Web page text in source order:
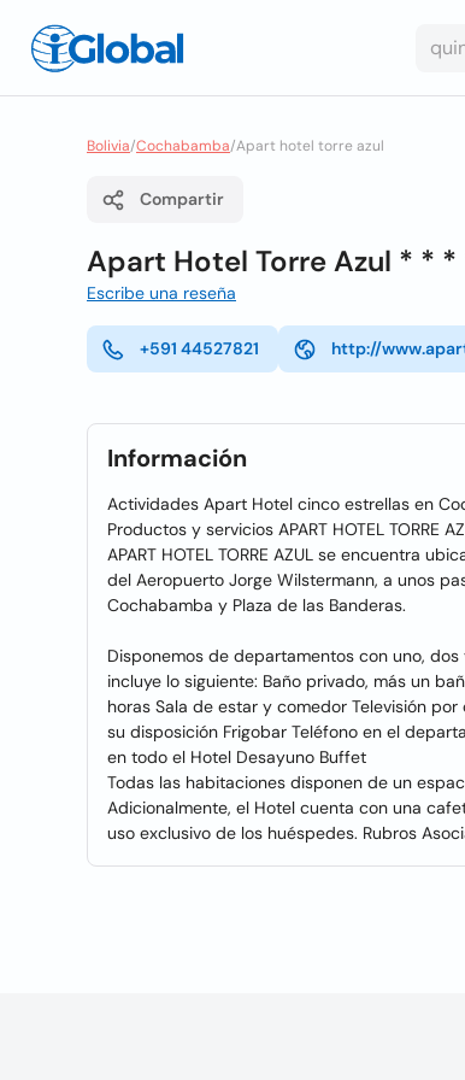
Bolivia/Cochabamba/Apart hotel torre azul
Compartir
Apart Hotel Torre Azul * * *
Escribe una reseña
+591 44527821 http://
Información
Actividades Apart Hotel cinco estrellas en
Productos y servicios APART HOTEL TORRE
APART HOTEL TORRE AZUL se encuentra
del Aeropuerto Jorge Wilstermann, a unos
Cochabamba y Plaza de las Banderas.
Disponemos de departamentos con uno,
incluye lo siguiente: Baño privado, más un
horas Sala de estar y comedor Televisión
su disposición Frigobar Teléfono en el
en todo el Hotel Desayuno Buffet
Todas las habitaciones disponen de un
Adicionalmente, el Hotel cuenta con una
uso exclusivo de los huéspedes. Rubros